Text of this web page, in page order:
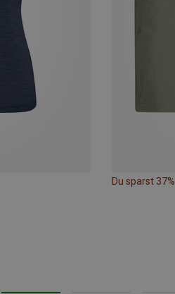
Du sparst 37%